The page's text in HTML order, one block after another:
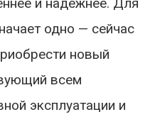
и надёжнее. Для
одно — сейчас
новый
всем
эксплуатации и